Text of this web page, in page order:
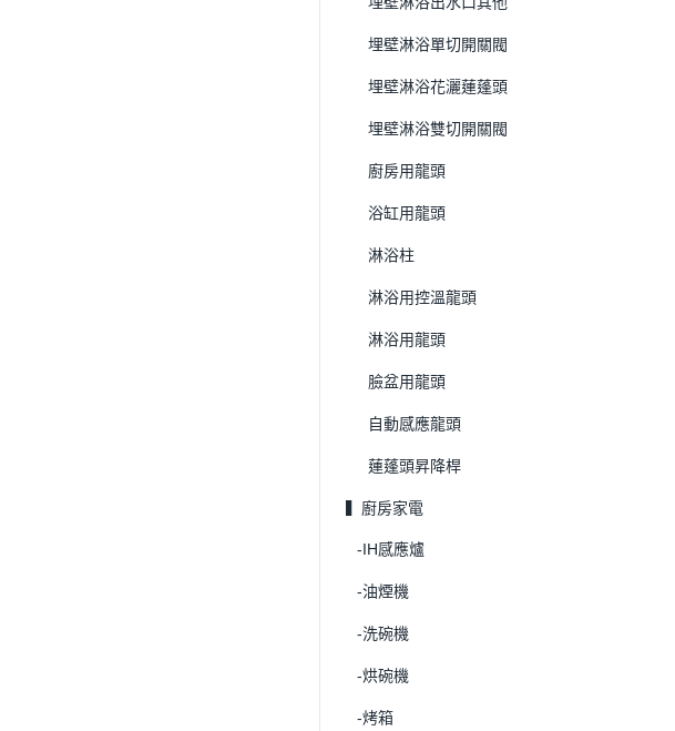
埋壁淋浴單切開關閥
埋壁淋浴花灑蓮蓬頭
埋壁淋浴雙切開關閥
廚房用龍頭
浴缸用龍頭
淋浴柱
淋浴用控溫龍頭
淋浴用龍頭
臉盆用龍頭
自動感應龍頭
蓮蓬頭昇降桿
▍廚房家電
-IH感應爐
-油煙機
-洗碗機
-烘碗機
-烤箱